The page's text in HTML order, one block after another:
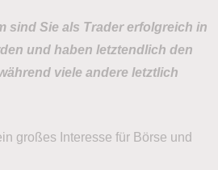
sind Sie als Trader erfolgreich in
und haben letztendlich den
viele andere letztlich
großes Interesse für Börse und